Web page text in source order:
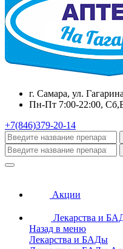
г. Самара, ул.
Пн-Пт 7:00-22:00,
+7(846)379-20-14
Акции
Лекарства и
Назад в меню
Лекарства и БАДы